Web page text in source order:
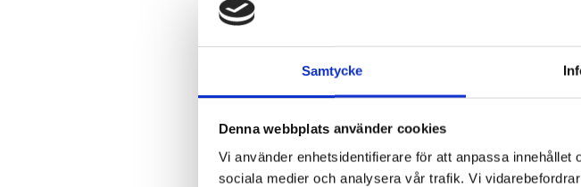
Samtycke
Denna webbplats använder cookies
Vi använder enhetsidentifierare för att anpassa
sociala medier och analysera vår trafik. Vi
Quality Cup